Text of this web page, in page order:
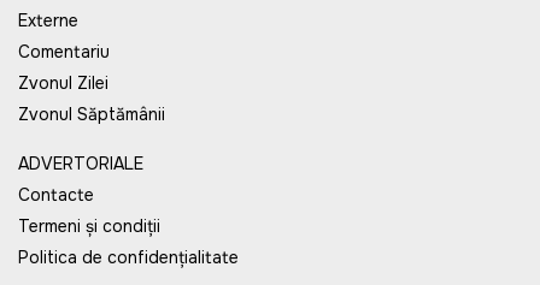
Externe
Comentariu
Zvonul Zilei
Zvonul Săptămânii
ADVERTORIALE
Contacte
Termeni și condiții
Politica de confidențialitate